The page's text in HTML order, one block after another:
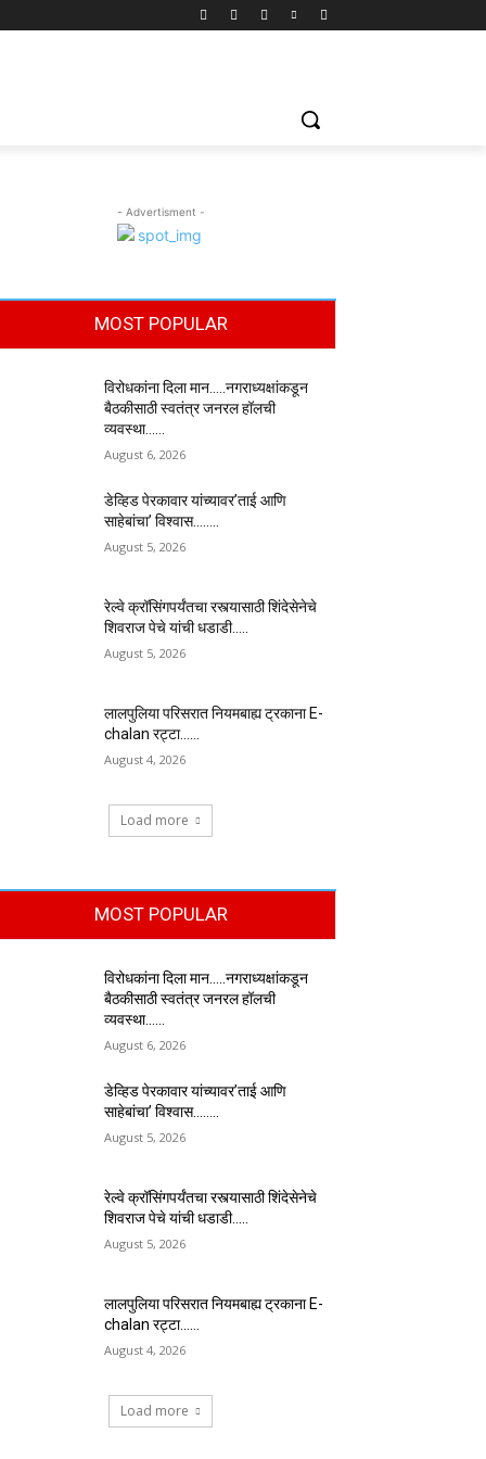
- Advertisment -
MOST POPULAR
विरोधकांना दिला मान…..नगराध्यक्षांकडून
बैठकीसाठी स्वतंत्र जनरल हॉलची
व्यवस्था……
August 6, 2026
डेव्हिड पेरकावार यांच्यावर’ताई आणि
साहेबांचा’ विश्वास……..
August 5, 2026
रेल्वे क्रॉसिंगपर्यंतचा रस्त्यासाठी शिंदेसेनेचे
शिवराज पेचे यांची धडाडी…..
August 5, 2026
लालपुलिया परिसरात नियमबाह्य ट्रकाना E-
chalan रट्टा……
August 4, 2026
Load more
MOST POPULAR
विरोधकांना दिला मान…..नगराध्यक्षांकडून
बैठकीसाठी स्वतंत्र जनरल हॉलची
व्यवस्था……
August 6, 2026
डेव्हिड पेरकावार यांच्यावर’ताई आणि
साहेबांचा’ विश्वास……..
August 5, 2026
रेल्वे क्रॉसिंगपर्यंतचा रस्त्यासाठी शिंदेसेनेचे
शिवराज पेचे यांची धडाडी…..
August 5, 2026
लालपुलिया परिसरात नियमबाह्य ट्रकाना E-
chalan रट्टा……
August 4, 2026
Load more